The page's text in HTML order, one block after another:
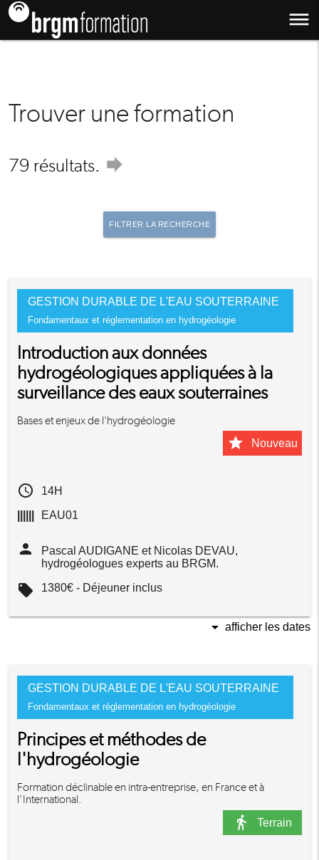
dehaze
Trouver une formation
79 résultats. forward
FILTRER LA RECHERCHE
GESTION DURABLE DE L'EAU SOUTERRAINE
Fondamentaux et réglementation en hydrogéologie
Introduction aux données
hydrogéologiques appliquées à la
surveillance des eaux souterraines
Bases et enjeux de l'hydrogéologie
star Nouveau
access_time
14H
EAU01
person
Pascal AUDIGANE et Nicolas DEVAU,
hydrogéologues experts au BRGM.
local_offer 1380€ - Déjeuner inclus
arrow_drop_down afficher les dates
GESTION DURABLE DE L'EAU SOUTERRAINE
Fondamentaux et réglementation en hydrogéologie
Principes et méthodes de
l'hydrogéologie
Formation déclinable en intra-entreprise, en France et à
l’International.
directions_walk Terrain